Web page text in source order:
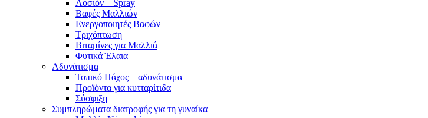
Λοσιόν – Spray
Βαφές Μαλλιών
Ενεργοποιητές Βαφών
Τριχόπτωση
Βιταμίνες για Μαλλιά
Φυτικά Έλαια
Αδυνάτισμα
Τοπικό Πάχος – αδυνάτισμα
Προϊόντα για κυτταρίτιδα
Σύσφιξη
Συμπληρώματα διατροφής για τη γυναίκα